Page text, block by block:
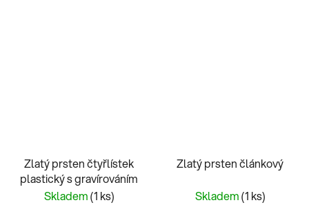
Zlatý prsten čtyřlístek
plastický s gravírováním
Skladem(1 ks)
Zlatý prsten článkový
Skladem(1 ks)